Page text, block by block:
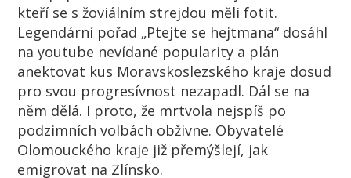
kteří se s žoviálním strejdou měli fotit.
Legendární pořad „Ptejte se hejtmana“ dosáhl
na youtube nevídané popularity a plán
anektovat kus Moravskoslezského kraje dosud
pro svou progresívnost nezapadl. Dál se na
něm dělá. I proto, že mrtvola nejspíš po
podzimních volbách obživne. Obyvatelé
Olomouckého kraje již přemýšlejí, jak
emigrovat na Zlínsko.